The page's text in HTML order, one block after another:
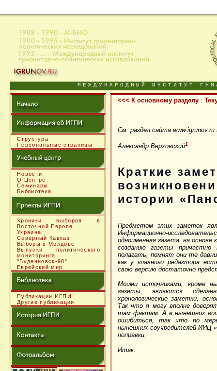
МЕЖДУНАРОДНЫЙ ИНСТИТУТ
Структура
Персональные страницы
Новости
О Центре
Семинары
Библиотека
Хроники выборов в
Восточной Европе
Украина
Северный Кавказ
Выборы в Молдове
Выпуски политического
мониторинга
"Буденновск-98"
Еврейский мир
Публикации ИГПИ
Другие публикации
<<< К основному разделу:
См. раздел сайта www.igrunov.ru
Александр Верховский1
Краткие
истории
Предметом этих заметок
Информационно-
одноименная газета, на основе
созданию газеты
полагать, помнят они те
как у главного редактора
свою версию достаточно
Моими источниками, кроме
газеты, являются
хронологические заметки,
Так что я могу вполне
там фактам. А в нынешних
ошибиться, так что по мере
нынешних соучредителей ИИЦ
поправки.
Итак.